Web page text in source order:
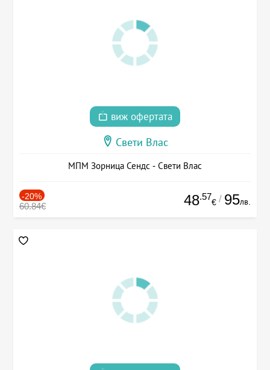
виж офертата
Свети Влас
МПМ Зорница Сендс - Свети Влас
-20%
60.84€ 48.57
€ / 95лв.